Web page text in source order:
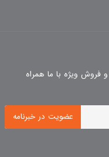
فروش ویژه با ما همراه
عضویت در خبرنامه